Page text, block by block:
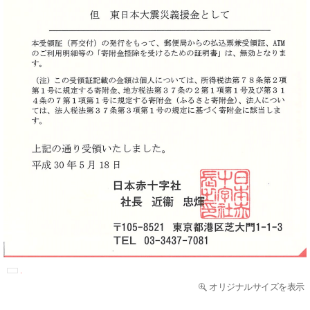
オリジナルサイズを表示